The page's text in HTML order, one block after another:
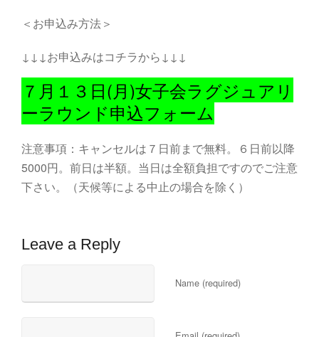
＜お申込み方法＞
↓↓↓お申込みはコチラから↓↓↓
７月１３日(月)女子会ラグジュアリ
ーラウンド申込フォーム
注意事項：キャンセルは７日前まで無料。６日前以降
5000円。前日は半額。当日は全額負担ですのでご注意
下さい。（天候等による中止の場合を除く）
Leave a Reply
Name (required)